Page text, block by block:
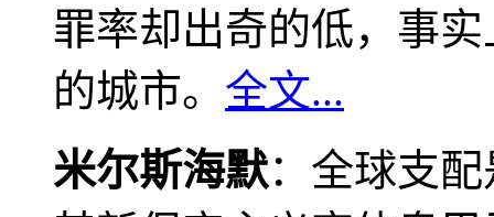
罪率却出奇的低，事
的城市。 全文...
米尔斯海默：全球支